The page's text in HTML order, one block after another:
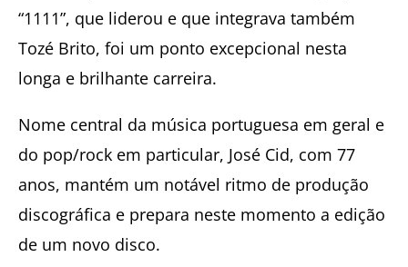
“1111”, que liderou e que integrava também
Tozé Brito, foi um ponto excepcional nesta
longa e brilhante carreira.
Nome central da música portuguesa em geral e
do pop/rock em particular, José Cid, com 77
anos, mantém um notável ritmo de produção
discográfica e prepara neste momento a edição
de um novo disco.